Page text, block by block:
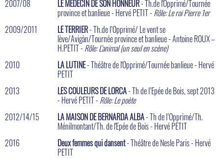
2007/08
LE MEDECIN DE SON HONNEUR- Th.de l'Opprimé/Tournée
province et banlieue - Hervé PETIT - Rôle: Le roi Pierre 1er
2009/2011
LE TERRIER- Th.de l’Opprimé/ Le vent se
lève/Avigàn/Tournée province et banlieue - Antoine ROUX –
H.PETIT - Rôle: L'animal (un seul en scène)
2010
LA LUTINE- Théâtre de l'Opprimé/Tournée banlieue - Hervé
PETIT
2013
LES COULEURS DE LORCA- Th de l’Epée de Bois, sept 2013
- Hervé PETIT - Rôle: Le poète
2012/14/15
LA MAISON DE BERNARDA ALBA- Th de l’Opprimé/Th.
Ménilmontant/Th. de l'Epée de Bois - Hervé PETIT
2016
Deux femmes qui dansent- Théâtre de Nesle Paris - Hervé
PETIT